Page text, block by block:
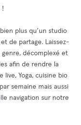
!
plus qu’un studio
de partage. Laissez-
genre, décomplexé et
afin de rendre la
live, Yoga, cuisine bio
semaine mais aussi
navigation sur notre